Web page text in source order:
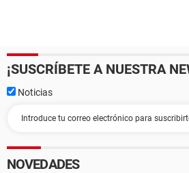
¡SUSCRÍBETE A NUESTRA
Noticias
NOVEDADES